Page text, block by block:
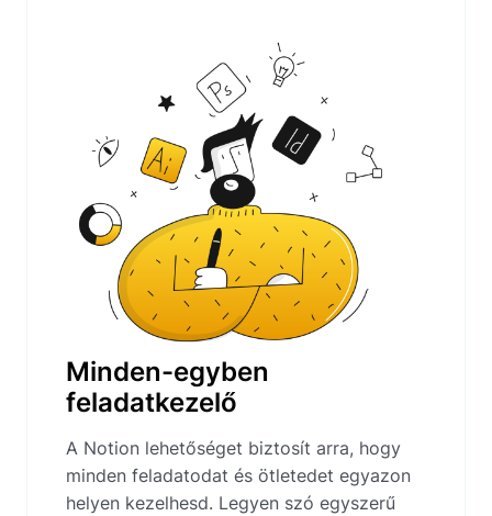
Minden-egyben
feladatkezelő
A Notion lehetőséget biztosít arra, hogy
minden feladatodat és ötletedet egyazon
helyen kezelhesd. Legyen szó egyszerű